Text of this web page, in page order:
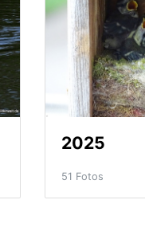
2025
51 Fotos